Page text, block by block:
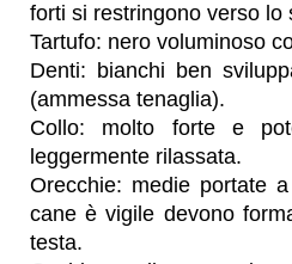
forti si restringono verso
Tartufo: nero voluminoso
Denti: bianchi ben
(ammessa tenaglia).
Collo: molto forte e
leggermente rilassata.
Orecchie: medie portate
cane è vigile devono
testa.